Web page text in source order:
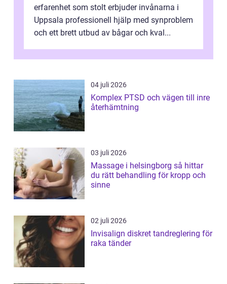
erfarenhet som stolt erbjuder invånarna i
Uppsala professionell hjälp med synproblem
och ett brett utbud av bågar och kval...
04 juli 2026
Komplex PTSD och vägen till inre
återhämtning
03 juli 2026
Massage i helsingborg så hittar
du rätt behandling för kropp och
sinne
02 juli 2026
Invisalign diskret tandreglering för
raka tänder